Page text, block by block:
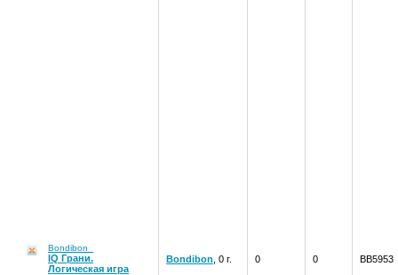
Bondibon
IQ Грани.
Логическая игра
Bondibon , 0 г. 0 0 ВВ5953